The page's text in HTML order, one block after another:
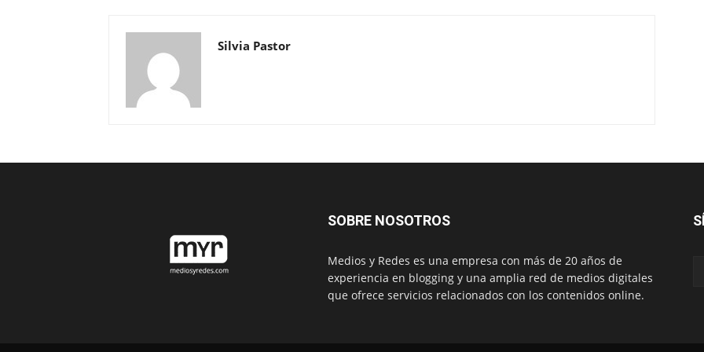
Silvia Pastor
SOBRE NOSOTROS
Medios y Redes es una empresa con más de 20 años de
experiencia en blogging y una amplia red de medios digitales
que ofrece servicios relacionados con los contenidos online.